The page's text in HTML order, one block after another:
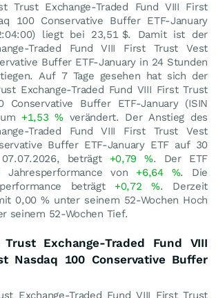
Trust Exchange-Traded Fund VIII First
100 Conservative Buffer ETF-January
liegt bei 23,51 $. Damit ist der
Traded Fund VIII First Trust Vest
Buffer ETF-January in 24 Stunden
Auf 7 Tage gesehen hat sich der
Exchange-Traded Fund VIII First Trust
Conservative Buffer ETF-January (ISIN
+1,53%verändert. Der Anstieg des
Traded Fund VIII First Trust Vest
Buffer ETF-January ETF auf 30
beträgt +0,79%. Der ETF
Jahresperformance von +6,64 %. Die
beträgt +0,72%. Derzeit
0,00% unter seinem 52-Wochen Hoch
seinem 52-Wochen Tief.
Exchange-Traded Fund VIII
Nasdaq 100 Conservative Buffer
Exchange-Traded Fund VIII First Trust